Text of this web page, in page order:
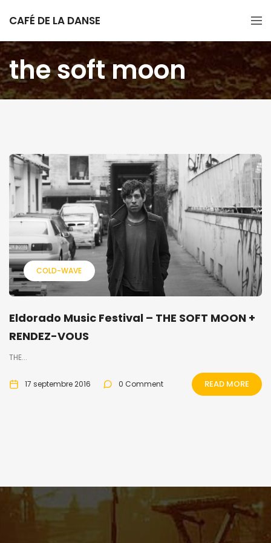
CAFÉ DE LA DANSE
the soft moon
COLD-WAVE
Eldorado Music Festival – THE SOFT MOON +
RENDEZ-VOUS
THE...
17 septembre 2016 0 Comment READ MORE